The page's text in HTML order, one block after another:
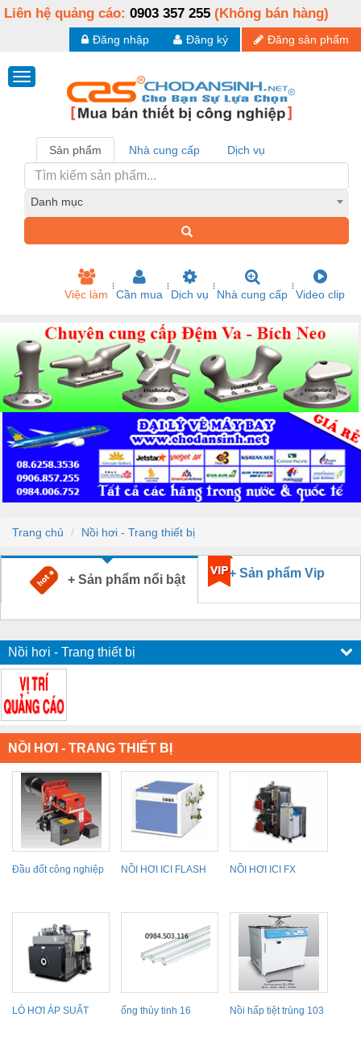
Liên hệ quảng cáo: 0903 357 255 (Không bán hàng)
Đăng sản phẩm
Đăng ký
Đăng nhập
Sản phẩm Nhà cung cấp Dịch vụ
Danh mục
Việc làm Cần mua Dịch vụ Nhà cung cấp Video clip
Trang chủ Nồi hơi - Trang thiết bị
+ Sản phẩm nổi bật + Sản phẩm Vip
Nồi hơi - Trang thiết bị
NỒI HƠI - TRANG THIẾT BỊ
Đầu đốt công nghiệp NỒI HƠI ICI FLASH NỒI HƠI ICI FX
LÒ HƠI ÁP SUẤT
ống thủy tinh 16
Nồi hấp tiệt trùng 103